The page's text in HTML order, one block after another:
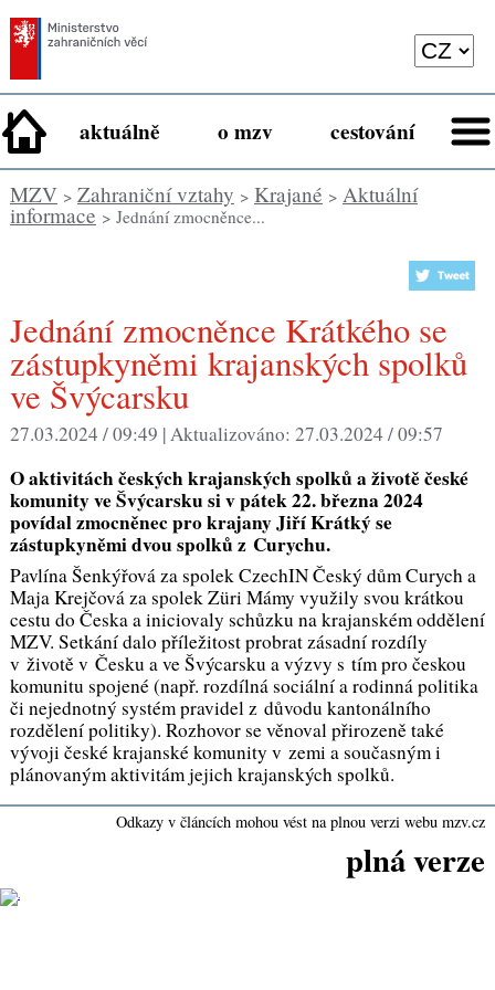
aktuálně o mzv cestování
MZV> Zahraniční vztahy > Krajané > Aktuální
informace > Jednání zmocněnce...
Jednání zmocněnce Krátkého se
zástupkyněmi krajanských spolků
ve Švýcarsku
27.03.2024 / 09:49 |Aktualizováno: 27.03.2024 / 09:57
O aktivitách českých krajanských spolků a životě české
komunity ve Švýcarsku si v pátek 22. března 2024
povídal zmocněnec pro krajany Jiří Krátký se
zástupkyněmi dvou spolků z Curychu.
Pavlína Šenkýřová za spolek CzechIN Český dům Curych a
Maja Krejčová za spolek Züri Mámy využily svou krátkou
cestu do Česka a iniciovaly schůzku na krajanském oddělení
MZV. Setkání dalo příležitost probrat zásadní rozdíly
v životě v Česku a ve Švýcarsku a výzvy s tím pro českou
komunitu spojené (např. rozdílná sociální a rodinná politika
či nejednotný systém pravidel z důvodu kantonálního
rozdělení politiky). Rozhovor se věnoval přirozeně také
vývoji české krajanské komunity v zemi a současným i
plánovaným aktivitám jejich krajanských spolků.
Odkazy v článcích mohou vést na plnou verzi webu mzv.cz
plná verze